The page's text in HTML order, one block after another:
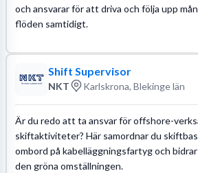
och ansvarar för att driva och följa upp
flöden samtidigt.
Shift Supervisor
NKT Karlskrona, Blekinge län
Är du redo att ta ansvar för offshore-
skiftaktiviteter? Här samordnar du
ombord på kabelläggningsfartyg och
den gröna omställningen.